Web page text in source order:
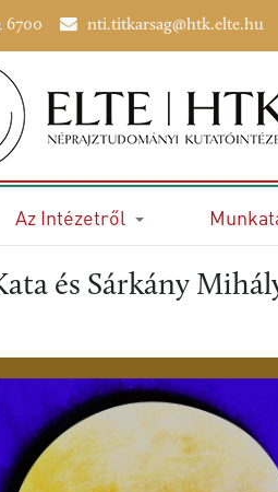
6700 nti.titkarsag@htk.elte.hu
Az Intézetről
és Sárkány